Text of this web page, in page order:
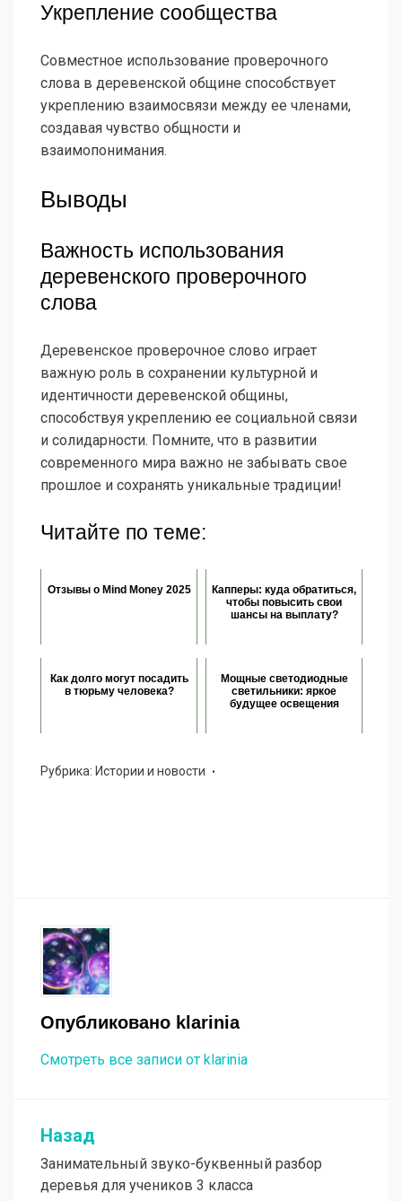
Укрепление сообщества
Совместное использование проверочного
слова в деревенской общине способствует
укреплению взаимосвязи между ее членами,
создавая чувство общности и
взаимопонимания.
Выводы
Важность использования
деревенского проверочного
слова
Деревенское проверочное слово играет
важную роль в сохранении культурной и
идентичности деревенской общины,
способствуя укреплению ее социальной связи
и солидарности. Помните, что в развитии
современного мира важно не забывать свое
прошлое и сохранять уникальные традиции!
Читайте по теме:
Отзывы о Mind Money 2025
Капперы: куда обратиться,
чтобы повысить свои
шансы на выплату?
Как долго могут посадить
в тюрьму человека?
Мощные светодиодные
светильники: яркое
будущее освещения
Рубрика: Истории и новости
Опубликовано klarinia
Смотреть все записи от klarinia
Навигация
по
Назад
Занимательный звуко-буквенный разбор
деревья для учеников 3 класса